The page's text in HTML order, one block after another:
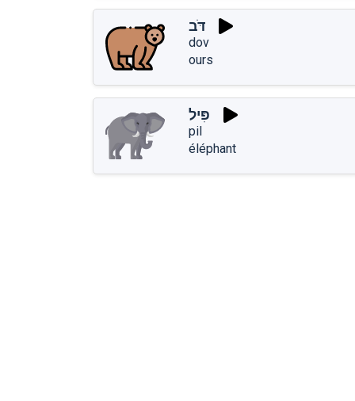
דֹּב
dov
ours
פִּיל
pil
éléphant